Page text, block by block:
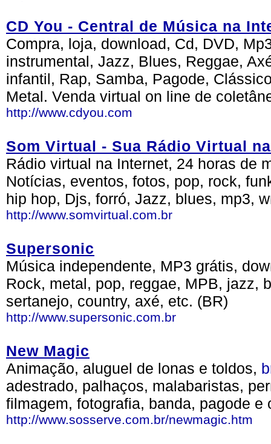
CD You - Central de Música na
Compra, loja, download, Cd, DVD,
instrumental, Jazz, Blues, Reggae,
infantil, Rap, Samba, Pagode,
Metal. Venda virtual on line de
http://www.cdyou.com
Som Virtual - Sua Rádio Virtual
Rádio virtual na Internet, 24 horas de
Notícias, eventos, fotos, pop, rock,
hip hop, Djs, forró, Jazz, blues, mp3,
http://www.somvirtual.com.br
Supersonic
Música independente, MP3 grátis,
Rock, metal, pop, reggae, MPB, jazz,
sertanejo, country, axé, etc. (BR)
http://www.supersonic.com.br
New Magic
Animação, aluguel de lonas e toldos,
adestrado, palhaços, malabaristas,
filmagem, fotografia, banda, pagode e
http://www.sosserve.com.br/newmagic.htm